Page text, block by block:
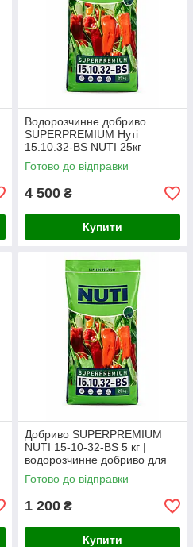
Водорозчинне добриво
SUPERPREMIUM Нуті
15.10.32-BS NUTI 25кг
Готово до відправки
4 500 ₴
Купити
Добриво SUPERPREMIUM
NUTI 15-10-32-BS 5 кг |
водорозчинне добриво для
фертигації та позакореневого
підживлення (фасоване з
Готово до відправки
1 200 ₴
Купити